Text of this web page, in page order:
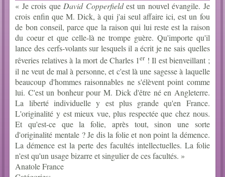
« Je crois queDavid Copperfieldest un nouvel évangile. Je
crois enfin que M. Dick, à qui j'ai seul affaire ici, est un fou
de bon conseil, parce que la raison qui lui reste est la raison
du coeur et que celle-là ne trompe guère. Qu'importe qu'il
lance des cerfs-volants sur lesquels il a écrit je ne sais quelles
rêveries relatives à la mort de Charles 1er! Il est bienveillant ;
il ne veut de mal à personne, et c'est là une sagesse à laquelle
beaucoup d'hommes raisonnables ne s'élèvent point comme
lui. C'est un bonheur pour M. Dick d'être né en Angleterre.
La liberté individuelle y est plus grande qu'en France.
L'originalité y est mieux vue, plus respectée que chez nous.
Et qu'est-ce que la folie, après tout, sinon une sorte
d'originalité mentale ? Je dis la folie et non point la démence.
La démence est la perte des facultés intellectuelles. La folie
n'est qu'un usage bizarre et singulier de ces facultés. »
Anatole France